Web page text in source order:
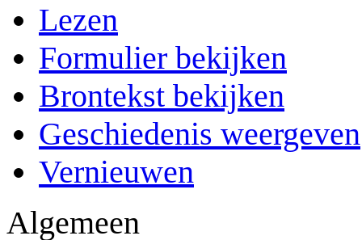
Lezen
Formulier bekijken
Brontekst bekijken
Geschiedenis weergeven
Vernieuwen
Algemeen